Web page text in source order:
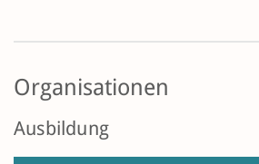
Organisationen
Ausbildung